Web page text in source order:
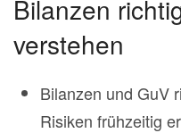
Bilanzen
verstehen
Bilanzen und GuV
Risiken frühzeitig